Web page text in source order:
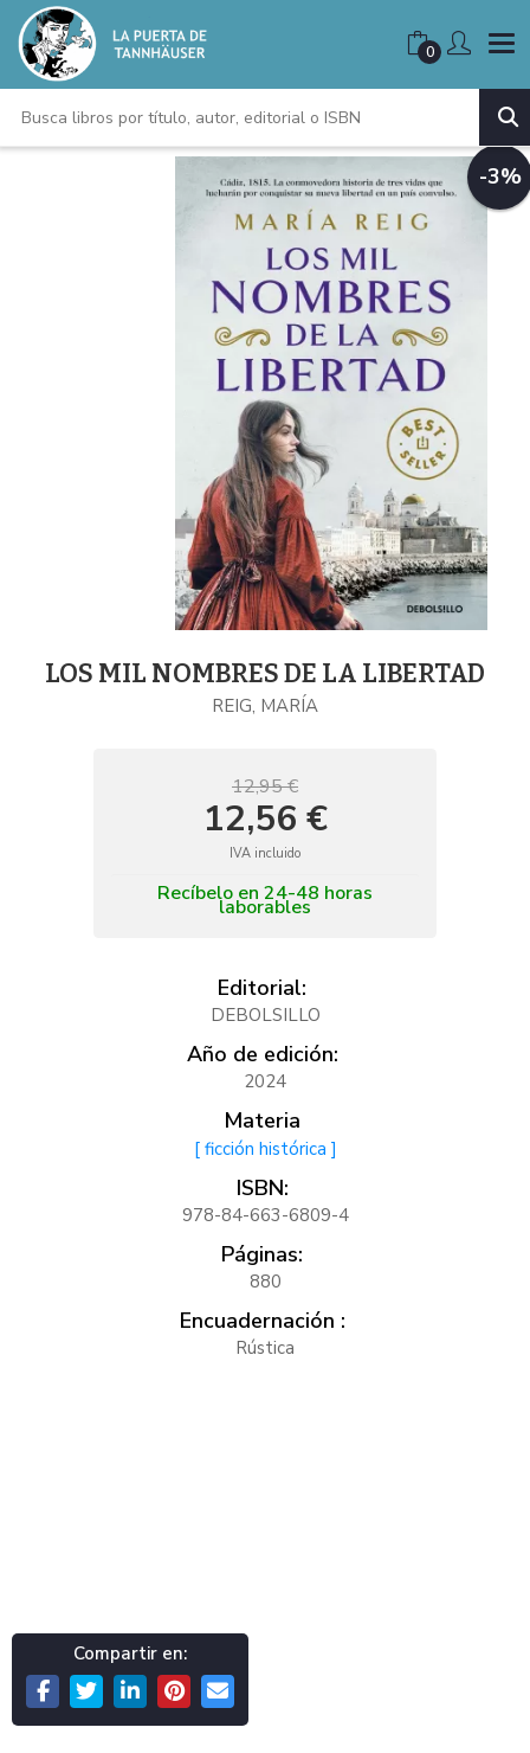
0
-3%
LOS MIL NOMBRES DE LA LIBERTAD
REIG, MARÍA
12,95 €
12,56 €
IVA incluido
Recíbelo en 24-48 horas
laborables
Editorial:
DEBOLSILLO
Año de edición:
2024
Materia
[ ficción histórica ]
ISBN:
978-84-663-6809-4
Páginas:
880
Encuadernación :
Rústica
Compartir en: